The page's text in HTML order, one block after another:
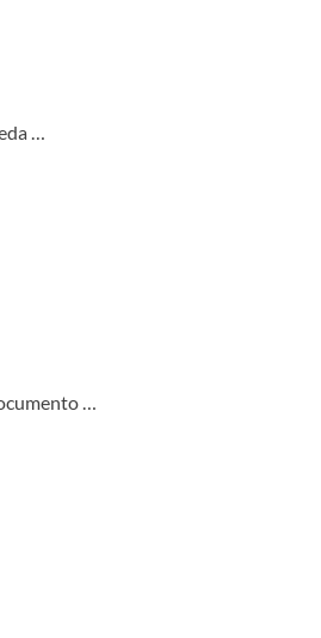
…
…